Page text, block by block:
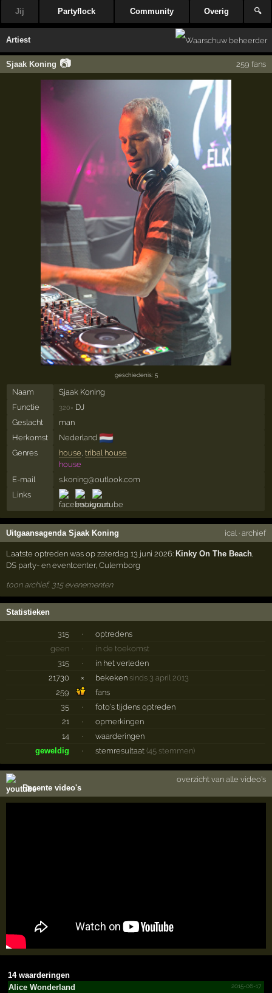
Jij Partyflock Community Overig 🔍
Artiest
Sjaak Koning 📷 259 fans
geschiedenis: 5
Naam
Sjaak Koning
Functie
320× DJ
Geslacht
man
Herkomst
Nederland 🇳🇱
Genres house, tribal house
house
E-mail
s.koning@outlook.com
Links
Uitgaansagenda Sjaak Koning ical· archief
Laatste optreden was op zaterdag 13 juni 2026: Kinky On The Beach,
DS party- en eventcenter,Culemborg
toon archief, 315 evenementen
Statistieken
315 ·
optredens
geen
·
in de toekomst
315
·
in het verleden
21730
× bekeken sinds 3 april 2013
259
fans
35
·
foto's tijdens optreden
21
·
opmerkingen
14
·
waarderingen
geweldig
· stemresultaat (45 stemmen)
Recente video's
overzicht van alle video's
14 waarderingen
Alice Wonderland
2015-06-17